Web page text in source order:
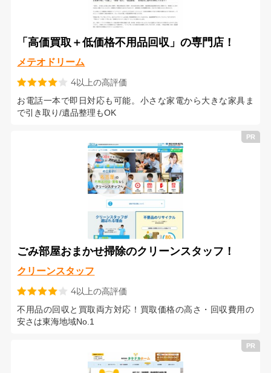
「高価買取＋低価格不用品回収」の専門店！
メテオドリーム
4以上の高評価
お電話一本で即日対応も可能。小さな家電から大きな家具ま
で引き取り/遺品整理もOK
ごみ部屋おまかせ掃除のクリーンスタッフ！
クリーンスタッフ
4以上の高評価
不用品の回収と買取両方対応！買取価格の高さ・回収費用の
安さは東海地域No.1